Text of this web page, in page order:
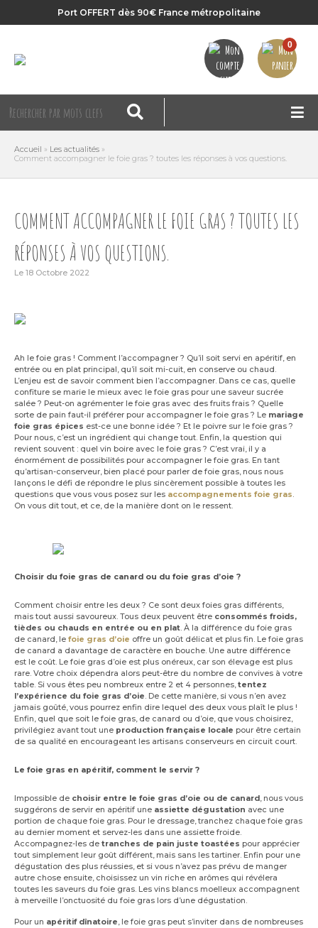
Port OFFERT dès 90€ France métropolitaine
0
Accueil » Les actualités »
Comment accompagner le foie gras ? toutes les réponses à vos questions.
COMMENT ACCOMPAGNER LE FOIE GRAS ? TOUTES LES
RÉPONSES À VOS QUESTIONS.
Le 18 Octobre 2022
Ah le foie gras ! Comment l’accompagner ? Qu’il soit servi en apéritif, en
entrée ou en plat principal, qu’il soit mi-cuit, en conserve ou chaud.
L’enjeu est de savoir comment bien l’accompagner. Dans ce cas, quelle
confiture se marie le mieux avec le foie gras pour une saveur sucrée
salée ? Peut-on agrémenter le foie gras avec des fruits frais ? Quelle
sorte de pain faut-il préférer pour accompagner le foie gras ? Le mariage
foie gras épices est-ce une bonne idée ? Et le poivre sur le foie gras ?
Pour nous, c’est un ingrédient qui change tout. Enfin, la question qui
revient souvent : quel vin boire avec le foie gras ? C’est vrai, il y a
énormément de possibilités pour accompagner le foie gras. En tant
qu’artisan-conserveur, bien placé pour parler de foie gras, nous nous
lançons le défi de répondre le plus sincèrement possible à toutes les
questions que vous vous posez sur les accompagnements foie gras.
On vous dit tout, et ce, de la manière dont on le ressent.
Choisir du foie gras de canard ou du foie gras d’oie ?
Comment choisir entre les deux ? Ce sont deux foies gras différents,
mais tout aussi savoureux. Tous deux peuvent être consommés froids,
tièdes ou chauds en entrée ou en plat. À la différence du foie gras
de canard, le foie gras d’oie offre un goût délicat et plus fin. Le foie gras
de canard a davantage de caractère en bouche. Une autre différence
est le coût. Le foie gras d’oie est plus onéreux, car son élevage est plus
rare. Votre choix dépendra alors peut-être du nombre de convives à votre
table. Si vous êtes peu nombreux entre 2 et 4 personnes,tentez
l’expérience du foie gras d’oie. De cette manière, si vous n’en avez
jamais goûté, vous pourrez enfin dire lequel des deux vous plaît le plus !
Enfin, quel que soit le foie gras, de canard ou d’oie, que vous choisirez,
privilégiez avant tout une production française locale pour être certain
de sa qualité en encourageant les artisans conserveurs en circuit court.
Le foie gras en apéritif, comment le servir ?
Impossible de choisir entre le foie gras d’oie ou de canard, nous vous
suggérons de servir en apéritif une assiette dégustation avec une
portion de chaque foie gras. Pour le dressage, tranchez chaque foie gras
au dernier moment et servez-les dans une assiette froide.
Accompagnez-les de tranches de pain juste toastées pour apprécier
tout simplement leur goût différent, mais sans les tartiner. Enfin pour une
dégustation des plus réussies, et si vous n’avez pas prévu de manger
autre chose ensuite, choisissez un vin riche en arômes qui révélera
toutes les saveurs du foie gras. Les vins blancs moelleux accompagnent
à merveille l’onctuosité du foie gras lors d’une dégustation.
Pour un apéritif dînatoire, le foie gras peut s’inviter dans de nombreuses